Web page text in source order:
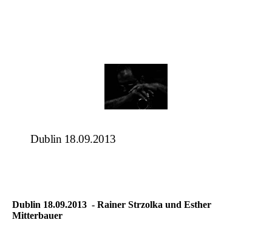
Dublin 18.09.2013
Dublin 18.09.2013 - Rainer Strzolka und Esther
Mitterbauer